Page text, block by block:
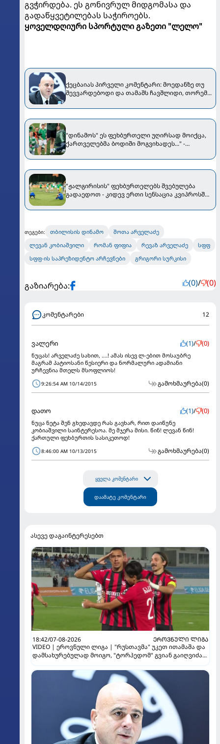
გვჭირდება. ეს გონივრულ მიდგომასა და
გადაწყვეტილებას საჭიროებს.
ყოველდღიური სპორტული გაზეთი "ლელო"
ქეცბაიას პირველი კომენტარი: მოედანზე თუ
შევვარდებოდი და თამაშს ჩავშლიდი, თორემ...
"დინამოს" ეს ფეხბურთელი უღირსად მოიქცა,
ქართველებმა ბოდიში მოგვიხადეს..." -
ავრცელებს
"ჟალგირისის" ფეხბურთელებს შვებულება
გადაედოთ - კიდევ ერთი სენსაცია კვიპროსში
თეგები: თბილისის დინამო
შოთა არველაძე
ლევან კობიაშვილი
რომან ფიფია რევაზ არველაძე
სფფ
სფფ-ის საპრეზიდენტო არჩევნები
გრიგორი სურკისი
გაზიარება: (0)/ (0)
კომენტარები 12
ვალერი (1)/ (0)
ნუცას! არველაძე სახით, ....! ამას ისევ ლ-ებით მოსაუბრე
მაგრამ პატიოსანი წესიერი და ნორმალური ადამიანი
ურჩევნია მთელს მსოფლიოს!
9:26:54 AM 10/14/2015 გამოხმაურება(0)
დათო (1)/ (0)
ნუცა ნეტა შენ გხედავდე რას გავხარ, რით დაიწუნე
კობიაშვილი საინტერესოა. მე მჯერა მისი. წინ! ლევან წინ!
ქართული ფეხბურთის სასიკეთოდ!
8:46:00 AM 10/13/2015 გამოხმაურება(0)
ყველა კომენტარი
დაამატე კომენტარი
ასევე დაგაინტერესებთ
18:42/07-08-2026
ᲔᲠᲝᲕᲜᲣᲚᲘ ᲚᲘᲒᲐ
VIDEO | ეროვნული ლიგა | "რუსთავმა" უკეთ ითამაშა და
დამსახურებულად მოიგო, "ტორპედომ" გვიან გაიღვიძა...